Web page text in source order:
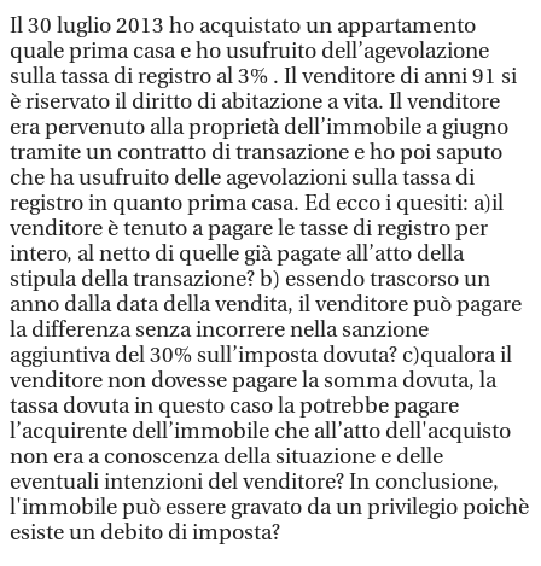
Il 30 luglio 2013 ho acquistato un appartamento
quale prima casa e ho usufruito dell’agevolazione
sulla tassa di registro al 3% . Il venditore di anni 91 si
è riservato il diritto di abitazione a vita. Il venditore
era pervenuto alla proprietà dell’immobile a giugno
tramite un contratto di transazione e ho poi saputo
che ha usufruito delle agevolazioni sulla tassa di
registro in quanto prima casa. Ed ecco i quesiti: a)il
venditore è tenuto a pagare le tasse di registro per
intero, al netto di quelle già pagate all’atto della
stipula della transazione? b) essendo trascorso un
anno dalla data della vendita, il venditore può pagare
la differenza senza incorrere nella sanzione
aggiuntiva del 30% sull’imposta dovuta? c)qualora il
venditore non dovesse pagare la somma dovuta, la
tassa dovuta in questo caso la potrebbe pagare
l’acquirente dell’immobile che all’atto dell'acquisto
non era a conoscenza della situazione e delle
eventuali intenzioni del venditore? In conclusione,
l'immobile può essere gravato da un privilegio poichè
esiste un debito di imposta?